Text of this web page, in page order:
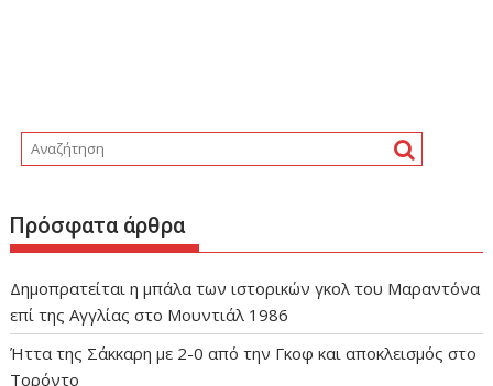
Πρόσφατα άρθρα
Δημοπρατείται η μπάλα των ιστορικών γκολ του Μαραντόνα
επί της Αγγλίας στο Μουντιάλ 1986
Ήττα της Σάκκαρη με 2-0 από την Γκοφ και αποκλεισμός στο
Τορόντο